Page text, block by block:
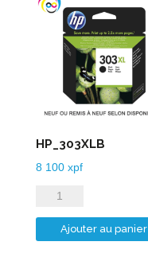
HP_303XLB
8 100 xpf
quantité
de
HP_303XLB
Ajouter au panier